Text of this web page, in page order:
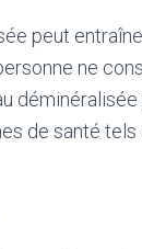
peut
ne
de santé